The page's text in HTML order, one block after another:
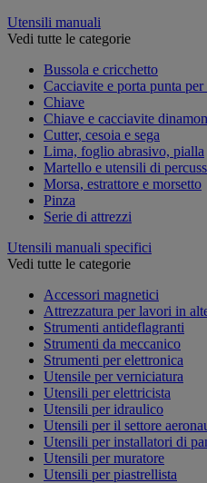
Utensili manuali
Vedi tutte le categorie
Bussola e cricchetto
Cacciavite e porta punta
Chiave
Chiave e cacciavite
Cutter, cesoia e sega
Lima, foglio abrasivo, pialla
Martello e utensili di
Morsa, estrattore e morsetto
Pinza
Serie di attrezzi
Utensili manuali specifici
Vedi tutte le categorie
Accessori magnetici
Attrezzatura per lavori in
Strumenti antideflagranti
Strumenti da meccanico
Strumenti per elettronica
Utensile per verniciatura
Utensili per elettricista
Utensili per idraulico
Utensili per il settore
Utensili per installatori di
Utensili per muratore
Utensili per piastrellista